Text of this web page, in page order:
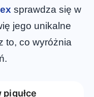
sprawdza się w
jego unikalne
to, co wyróżnia